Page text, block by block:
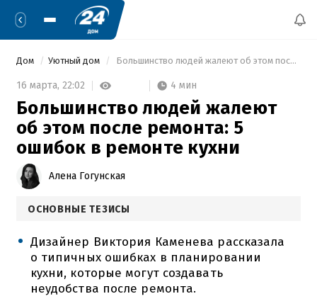
Дом Уютный дом Большинство людей жалеют об этом после ремонта: 5 ошибок в ремонте кухни
16 марта, 22:02 4 мин
Большинство людей жалеют
об этом после ремонта: 5
ошибок в ремонте кухни
Алена Гогунская
ОСНОВНЫЕ ТЕЗИСЫ
Дизайнер Виктория Каменева рассказала
о типичных ошибках в планировании
кухни, которые могут создавать
неудобства после ремонта.